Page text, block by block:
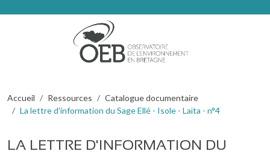
Fil d'Ariane
Accueil Ressources
Catalogue documentaire
La lettre d'information du Sage Ellé - Isole - Laïta - n°4
LA LETTRE D'INFORMATION DU